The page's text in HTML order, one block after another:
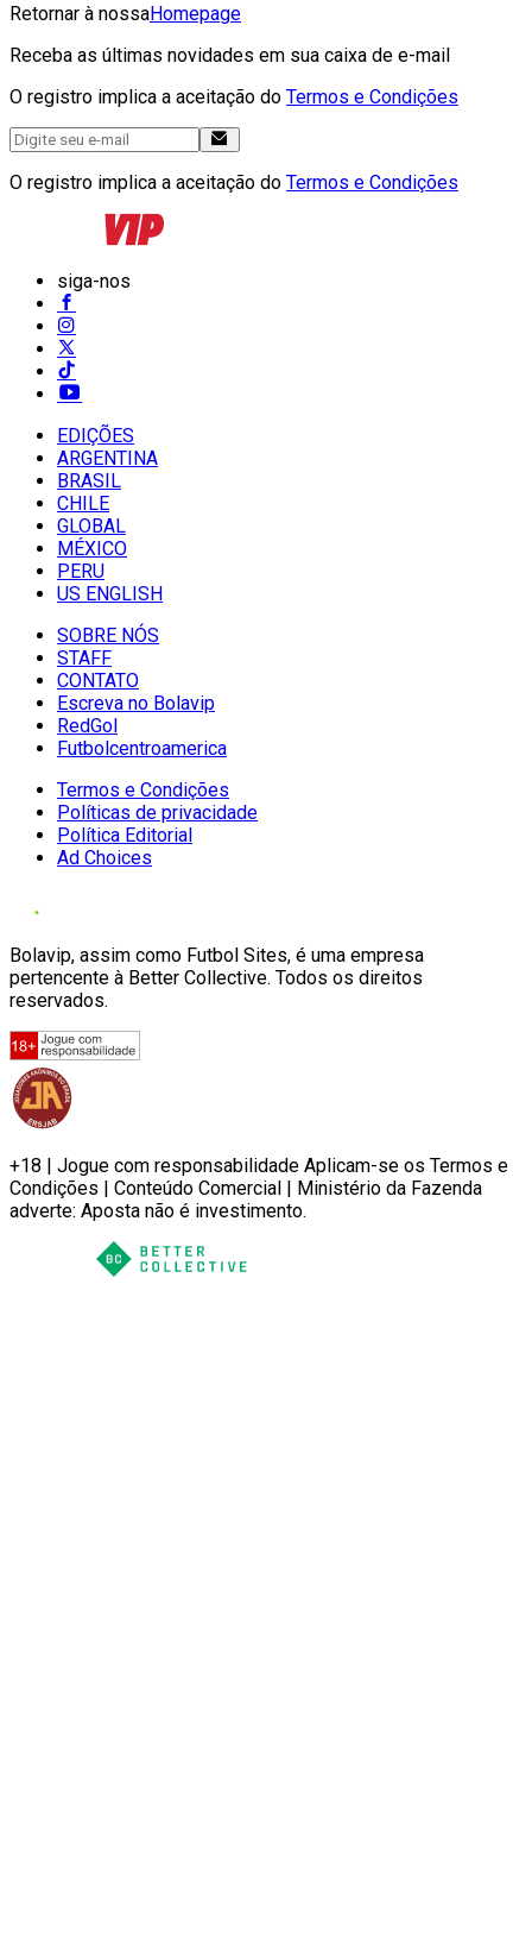
Retornar à nossaHomepage
Receba as últimas novidades em sua caixa de e-mail
O registro implica a aceitação do Termos e Condições
O registro implica a aceitação do Termos e Condições
siga-nos
EDIÇÕES
ARGENTINA
BRASIL
CHILE
GLOBAL
MÉXICO
PERU
US ENGLISH
SOBRE NÓS
STAFF
CONTATO
Escreva no Bolavip
RedGol
Futbolcentroamerica
Termos e Condições
Políticas de privacidade
Política Editorial
Ad Choices
Bolavip, assim como Futbol Sites, é uma empresa
pertencente à Better Collective. Todos os direitos
reservados.
+18 | Jogue com responsabilidade Aplicam-se os Termos e
Condições | Conteúdo Comercial | Ministério da Fazenda
adverte: Aposta não é investimento.